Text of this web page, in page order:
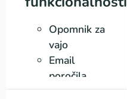
Opomnik za
vajo
Email
poročila
KOBI račun